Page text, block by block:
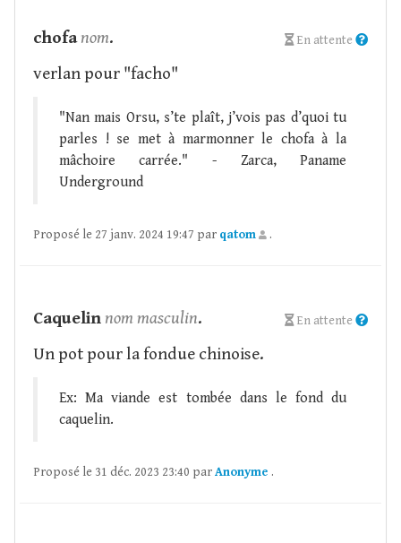
En attente
chofanom.
verlan pour "facho"
"Nan mais Orsu, s’te plaît, j’vois pas d’quoi tu
parles ! se met à marmonner le chofa à la
mâchoire carrée." - Zarca, Paname
Underground
Proposé le 27 janv. 2024 19:47 par qatom .
En attente
Caquelinnom masculin.
Un pot pour la fondue chinoise.
Ex: Ma viande est tombée dans le fond du
caquelin.
Proposé le 31 déc. 2023 23:40 parAnonyme .